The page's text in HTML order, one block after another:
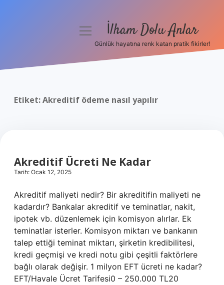
menüyü İlham Dolu Anlar
Günlük hayatına renk katan pratik fikirler!
Etiket:Akreditif ödeme nasıl yapılır
Akreditif Ücreti Ne Kadar
Tarih: Ocak 12, 2025
Akreditif maliyeti nedir? Bir akreditifin maliyeti ne
kadardır? Bankalar akreditif ve teminatlar, nakit,
ipotek vb. düzenlemek için komisyon alırlar. Ek
teminatlar isterler. Komisyon miktarı ve bankanın
talep ettiği teminat miktarı, şirketin kredibilitesi,
kredi geçmişi ve kredi notu gibi çeşitli faktörlere
bağlı olarak değişir. 1 milyon EFT ücreti ne kadar?
EFT/Havale Ücret Tarifesi0 – 250.000 TL20